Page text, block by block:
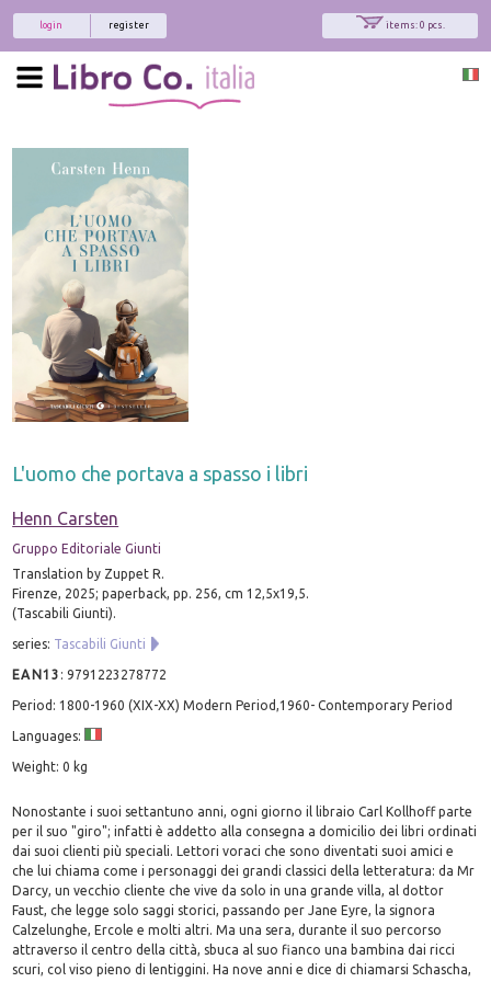
items: 0 pcs.
register
login
L'uomo che portava a spasso i libri
Henn Carsten
Gruppo Editoriale Giunti
Translation by Zuppet R.
Firenze, 2025; paperback, pp. 256, cm 12,5x19,5.
(Tascabili Giunti).
series: Tascabili Giunti
EAN13 :9791223278772
Period: 1800-1960 (XIX-XX) Modern Period,1960- Contemporary Period
Languages:
Weight: 0 kg
Nonostante i suoi settantuno anni, ogni giorno il libraio Carl Kollhoff parte
per il suo "giro"; infatti è addetto alla consegna a domicilio dei libri ordinati
dai suoi clienti più speciali. Lettori voraci che sono diventati suoi amici e
che lui chiama come i personaggi dei grandi classici della letteratura: da Mr
Darcy, un vecchio cliente che vive da solo in una grande villa, al dottor
Faust, che legge solo saggi storici, passando per Jane Eyre, la signora
Calzelunghe, Ercole e molti altri. Ma una sera, durante il suo percorso
attraverso il centro della città, sbuca al suo fianco una bambina dai ricci
scuri, col viso pieno di lentiggini. Ha nove anni e dice di chiamarsi Schascha,